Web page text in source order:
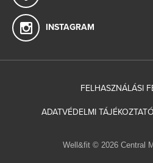
INSTAGRAM
FELHASZNÁLÁSI
ADATVÉDELMI TÁJÉKOZTATÓ
Well&fit © 2026 Central